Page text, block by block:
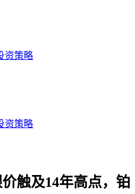
资策略
资策略
触及14年高点，铂